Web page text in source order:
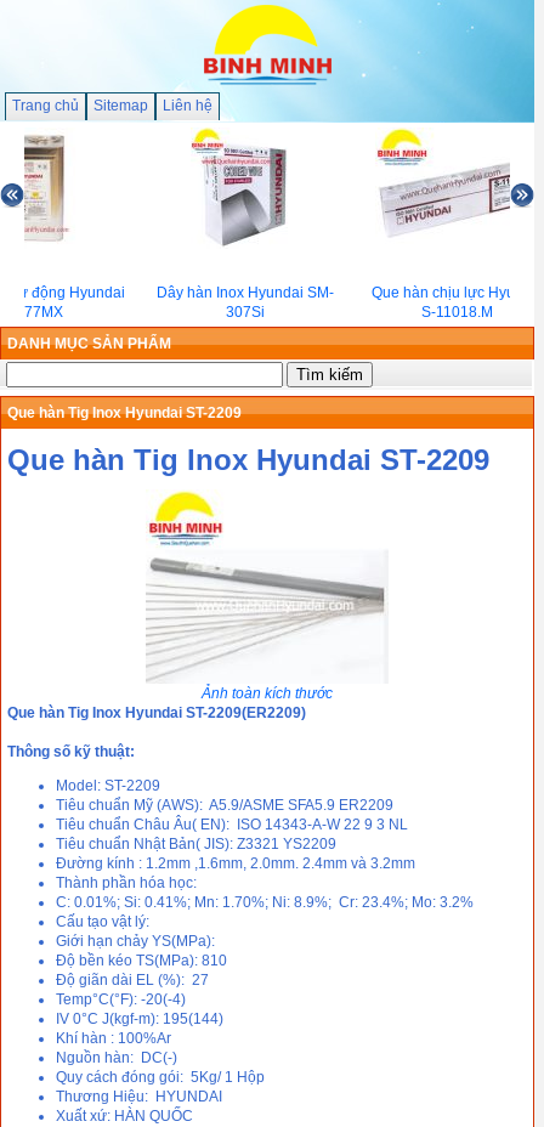
Trang chủ Sitemap Liên hệ
tự động Hyundai
777MX
Dây hàn Inox Hyundai SM-
307Si
Que hàn chịu lực Hyundai
S-11018.M
DANH MỤC SẢN PHẨM
Que hàn Tig Inox Hyundai ST-2209
Que hàn Tig Inox Hyundai ST-2209
Ảnh toàn kích thước
Que hàn Tig Inox Hyundai ST-2209(ER2209)
Thông số kỹ thuật:
Model: ST-2209
Tiêu chuẩn Mỹ (AWS): A5.9/ASME SFA5.9 ER2209
Tiêu chuẩn Châu Âu( EN): ISO 14343-A-W 22 9 3 NL
Tiêu chuẩn Nhật Bản( JIS): Z3321 YS2209
Đường kính : 1.2mm ,1.6mm, 2.0mm. 2.4mm và 3.2mm
Thành phần hóa học:
C: 0.01%; Si: 0.41%; Mn: 1.70%; Ni: 8.9%; Cr: 23.4%; Mo: 3.2%
Cấu tạo vật lý:
Giới hạn chảy YS(MPa):
Độ bền kéo TS(MPa): 810
Độ giãn dài EL (%): 27
Temp°C(°F): -20(-4)
IV 0°C J(kgf-m): 195(144)
Khí hàn : 100%Ar
Nguồn hàn: DC(-)
Quy cách đóng gói: 5Kg/ 1 Hộp
Thương Hiệu: HYUNDAI
Xuất xứ: HÀN QUỐC